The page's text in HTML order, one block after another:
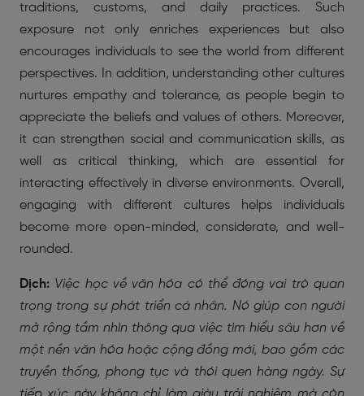
traditions, customs, and daily practices. Such
exposure not only enriches experiences but also
encourages individuals to see the world from different
perspectives. In addition, understanding other cultures
nurtures empathy and tolerance, as people begin to
appreciate the beliefs and values of others. Moreover,
it can strengthen social and communication skills, as
well as critical thinking, which are essential for
interacting effectively in diverse environments. Overall,
engaging with different cultures helps individuals
become more open-minded, considerate, and well-
rounded.
Dịch: Việc học về văn hóa có thể đóng vai trò quan
trọng trong sự phát triển cá nhân. Nó giúp con người
mở rộng tầm nhìn thông qua việc tìm hiểu sâu hơn về
một nền văn hóa hoặc cộng đồng mới, bao gồm các
truyền thống, phong tục và thói quen hàng ngày. Sự